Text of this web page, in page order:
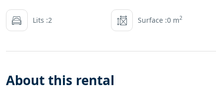
Lits :2 Surface :0 m2
About this rental